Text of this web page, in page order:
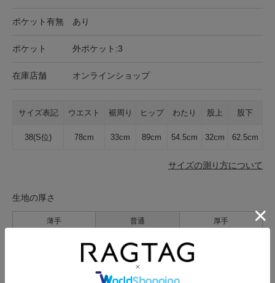
ポケット有無 あり
ポケット 外ポケット:3
在庫店舗 オンラインショップ
サイズ表記 ウエスト 裾周り ヒップ わたり 股上 股下
38(S位) 78cm 33cm 89cm 54.5cm 32cm 62.5cm
サイズの測り方について
生地の厚さ
薄手 普通 厚手